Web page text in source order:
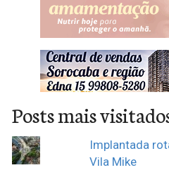
Posts mais
Implantada
Vila Mike